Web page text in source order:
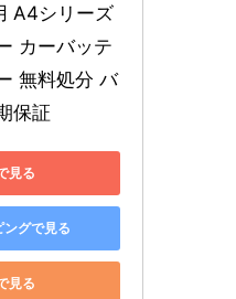
A4シリーズ
カーバッテ
無料処分 バ
保証
見る
グで見る
見る